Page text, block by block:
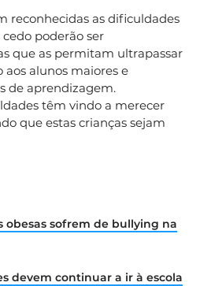
reconhecidas as dificuldades
poderão ser
que as permitam ultrapassar
alunos maiores e
de aprendizagem.
têm vindo a merecer
que estas crianças sejam
obesas sofrem de bullying na
devem continuar a ir à escola